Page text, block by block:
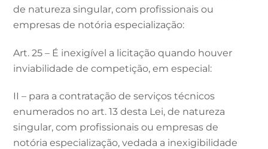
de natureza singular, com profissionais ou
empresas de notória especialização:
Art. 25 – É inexigível a licitação quando houver
inviabilidade de competição, em especial:
II – para a contratação de serviços técnicos
enumerados no art. 13 desta Lei, de natureza
singular, com profissionais ou empresas de
notória especialização, vedada a inexigibilidade